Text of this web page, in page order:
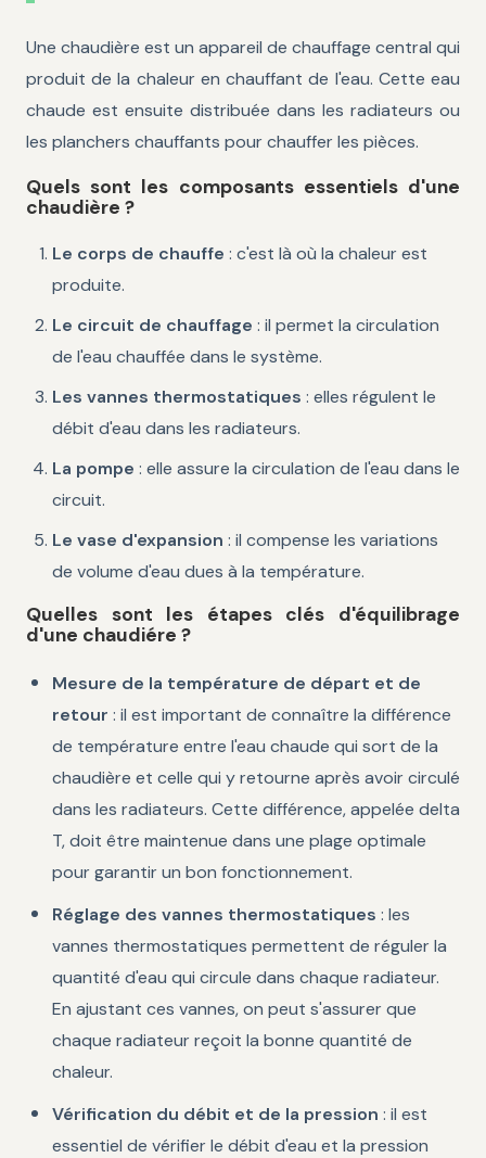
Une chaudière est un appareil de chauffage central qui
produit de la chaleur en chauffant de l'eau. Cette eau
chaude est ensuite distribuée dans les radiateurs ou
les planchers chauffants pour chauffer les pièces.
Quels sont les composants essentiels d'une
chaudière ?
Le corps de chauffe : c'est là où la chaleur est
produite.
Le circuit de chauffage : il permet la circulation
de l'eau chauffée dans le système.
Les vannes thermostatiques : elles régulent le
débit d'eau dans les radiateurs.
La pompe : elle assure la circulation de l'eau dans le
circuit.
Le vase d'expansion : il compense les variations
de volume d'eau dues à la température.
Quelles sont les étapes clés d'équilibrage
d'une chaudiére ?
Mesure de la température de départ et de
retour : il est important de connaître la différence
de température entre l'eau chaude qui sort de la
chaudière et celle qui y retourne après avoir circulé
dans les radiateurs. Cette différence, appelée delta
T, doit être maintenue dans une plage optimale
pour garantir un bon fonctionnement.
Réglage des vannes thermostatiques : les
vannes thermostatiques permettent de réguler la
quantité d'eau qui circule dans chaque radiateur.
En ajustant ces vannes, on peut s'assurer que
chaque radiateur reçoit la bonne quantité de
chaleur.
Vérification du débit et de la pression : il est
essentiel de vérifier le débit d'eau et la pression